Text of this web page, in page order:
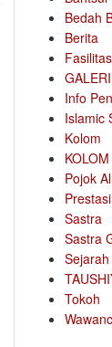
Bedah
Berita
Fasilitas
Info
Islamic
Kolom
Pojok
Prestasi
Sastra
Sastra
Sejarah
Tokoh